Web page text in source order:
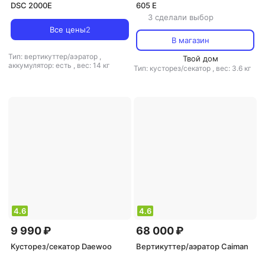
DSC 2000E
Все цены2
Тип: вертикуттер/аэратор ,
аккумулятор: есть , вес: 14 кг
605 E
3 сделали выбор
В магазин
Твой дом
Тип: кусторез/секатор , вес: 3.6 кг
4.6
9 990 ₽
Кусторез/секатор Daewoo
4.6
68 000 ₽
Вертикуттер/аэратор Caiman